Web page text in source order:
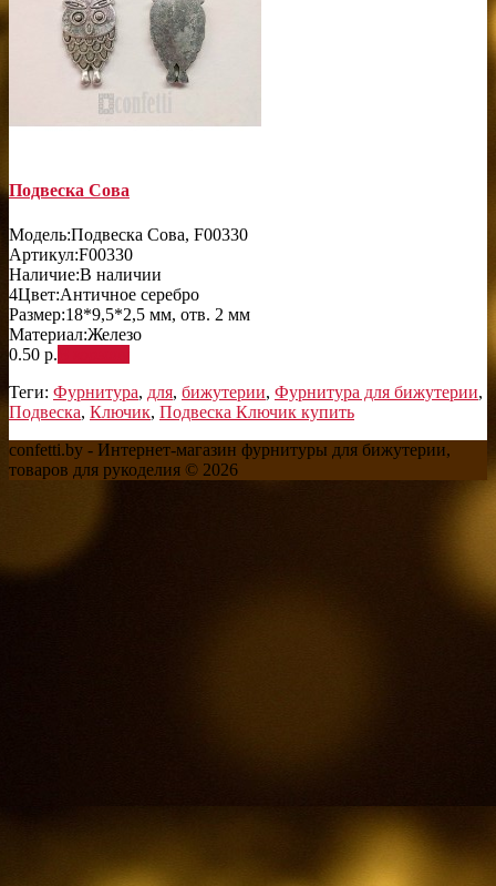
Подвеска Сова
Модель:Подвеска Сова, F00330
Артикул:F00330
Наличие:В наличии
4Цвет:Античное серебро
Размер:18*9,5*2,5 мм, отв. 2 мм
Материал:Железо
0.50 р.
Теги: Фурнитура, для, бижутерии, Фурнитура для бижутерии,
Подвеска, Ключик, Подвеска Ключик купить
confetti.by - Интернет-магазин фурнитуры для бижутерии,
товаров для рукоделия © 2026